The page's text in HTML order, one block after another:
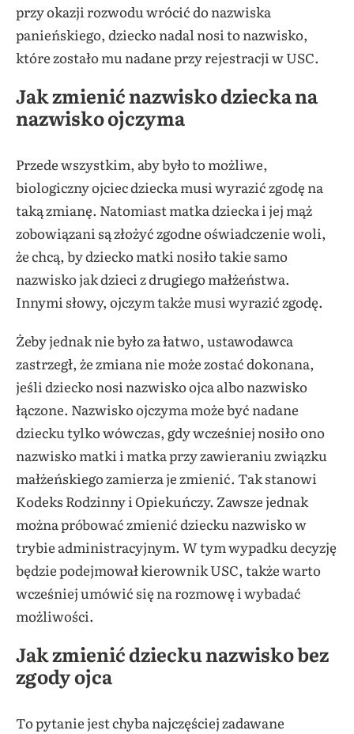
przy okazji rozwodu wrócić do nazwiska
panieńskiego, dziecko nadal nosi to nazwisko,
które zostało mu nadane przy rejestracji w USC.
Jak zmienić nazwisko dziecka na
nazwisko ojczyma
Przede wszystkim, aby było to możliwe,
biologiczny ojciec dziecka musi wyrazić zgodę na
taką zmianę. Natomiast matka dziecka i jej mąż
zobowiązani są złożyć zgodne oświadczenie woli,
że chcą, by dziecko matki nosiło takie samo
nazwisko jak dzieci z drugiego małżeństwa.
Innymi słowy, ojczym także musi wyrazić zgodę.
Żeby jednak nie było za łatwo, ustawodawca
zastrzegł, że zmiana nie może zostać dokonana,
jeśli dziecko nosi nazwisko ojca albo nazwisko
łączone. Nazwisko ojczyma może być nadane
dziecku tylko wówczas, gdy wcześniej nosiło ono
nazwisko matki i matka przy zawieraniu związku
małżeńskiego zamierza je zmienić. Tak stanowi
Kodeks Rodzinny i Opiekuńczy. Zawsze jednak
można próbować zmienić dziecku nazwisko w
trybie administracyjnym. W tym wypadku decyzję
będzie podejmował kierownik USC, także warto
wcześniej umówić się na rozmowę i wybadać
możliwości.
Jak zmienić dziecku nazwisko bez
zgody ojca
To pytanie jest chyba najczęściej zadawane